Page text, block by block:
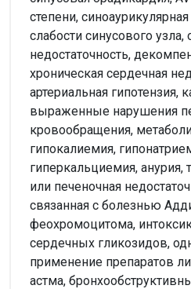
степени,
слабости синусового узла,
недостаточность,
хроническая сердечная
артериальная
выраженные нарушения
кровообращения,
гипокалиемия,
гиперкальциемия, анурия,
или печеночная
связанная с болезнью
феохромоцитома,
сердечных гликозидов,
применение препаратов
астма,